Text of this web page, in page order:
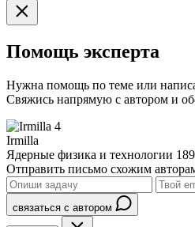
Помощь эксперта
Нужна помощь по теме или
Свяжись напрямую с автором и
4
Irmilla
Ядерные физика и технологии
Отправить письмо схожим
связаться с автором